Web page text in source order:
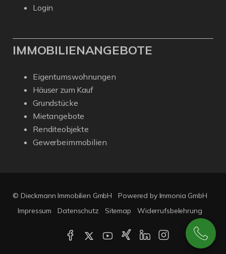
Login
IMMOBILIENANGEBOTE
Eigentumswohnungen
Häuser zum Kauf
Grundstücke
Mietangebote
Renditeobjekte
Gewerbeimmobilien
© Dieckmann Immobilien GmbH
Powered by Immonia GmbH
Impressum
Datenschutz Sitemap Widerrufsbelehrung